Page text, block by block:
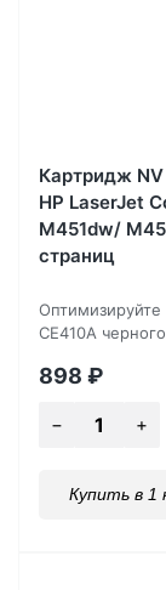
Картридж
HP LaserJet
M451dw/
страниц
Оптимизируйте
CE410A
898 ₽
Купить в 1